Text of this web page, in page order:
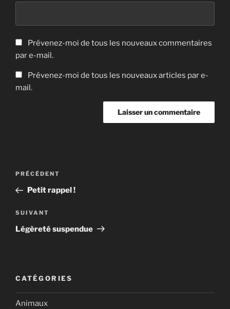
Prévenez-moi de tous les nouveaux commentaires
par e-mail.
Prévenez-moi de tous les nouveaux articles par e-
mail.
Navigation
l’article
Article
précédent
PRÉCÉDENT
Petit rappel !
Article
suivant
SUIVANT
Légèreté suspendue
CATÉGORIES
Animaux